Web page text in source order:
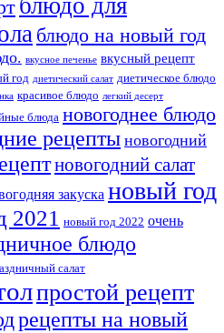
блюдо для
блюдо на новый год
вкусное печенье вкусный рецепт
год диетический салат диетическое блюдо
красивое блюдо легкий десерт
блюда новогоднее блюдо
рецептыновогодний
новогодний салат
закуска новый год
2021 новый год 2022 очень
блюдо
салат
простой рецепт
рецепты на новый